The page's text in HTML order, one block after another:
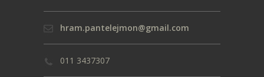
hram.pantelejmon@gmail.com
011 3437307